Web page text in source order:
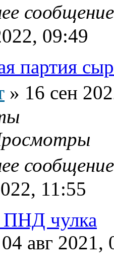
09:49
партия
» 16 сен
11:55
ПНД чулка
04 авг 2021,